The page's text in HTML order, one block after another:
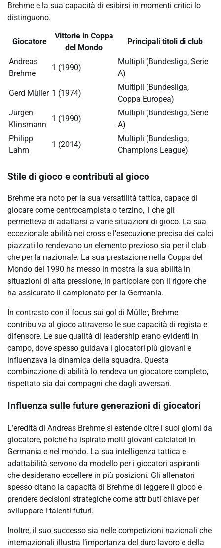
Brehme e la sua capacità di esibirsi in momenti critici lo
distinguono.
Giocatore
Vittorie in Coppa
del Mondo
Principali titoli di club
Andreas
Brehme
1 (1990)
Multipli (Bundesliga, Serie
A)
Gerd Müller 1 (1974)
Multipli (Bundesliga,
Coppa Europea)
Jürgen
Klinsmann
1 (1990)
Multipli (Bundesliga, Serie
A)
Philipp
Lahm
1 (2014)
Multipli (Bundesliga,
Champions League)
Stile di gioco e contributi al gioco
Brehme era noto per la sua versatilità tattica, capace di
giocare come centrocampista o terzino, il che gli
permetteva di adattarsi a varie situazioni di gioco. La sua
eccezionale abilità nei cross e l’esecuzione precisa dei calci
piazzati lo rendevano un elemento prezioso sia per il club
che per la nazionale. La sua prestazione nella Coppa del
Mondo del 1990 ha messo in mostra la sua abilità in
situazioni di alta pressione, in particolare con il rigore che
ha assicurato il campionato per la Germania.
In contrasto con il focus sui gol di Müller, Brehme
contribuiva al gioco attraverso le sue capacità di regista e
difensore. Le sue qualità di leadership erano evidenti in
campo, dove spesso guidava i giocatori più giovani e
influenzava la dinamica della squadra. Questa
combinazione di abilità lo rendeva un giocatore completo,
rispettato sia dai compagni che dagli avversari.
Influenza sulle future generazioni di giocatori
L’eredità di Andreas Brehme si estende oltre i suoi giorni da
giocatore, poiché ha ispirato molti giovani calciatori in
Germania e nel mondo. La sua intelligenza tattica e
adattabilità servono da modello per i giocatori aspiranti
che desiderano eccellere in più posizioni. Gli allenatori
spesso citano la capacità di Brehme di leggere il gioco e
prendere decisioni strategiche come attributi chiave per
sviluppare i talenti futuri.
Inoltre, il suo successo sia nelle competizioni nazionali che
internazionali illustra l’importanza del duro lavoro e della